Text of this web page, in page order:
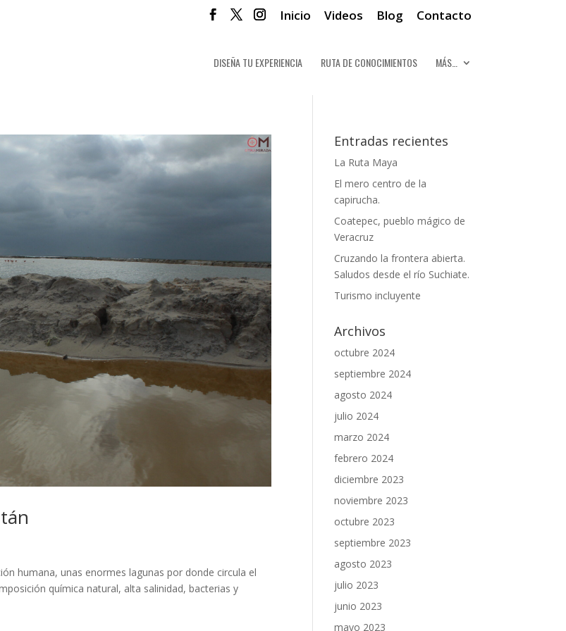
Inicio Videos Blog Contacto
DISEÑA TU EXPERIENCIA RUTA DE CONOCIMIENTOS MÁS…
humana, unas enormes lagunas por donde circula el
química natural, alta salinidad, bacterias y
Entradas recientes
La Ruta Maya
El mero centro de la
capirucha.
Coatepec, pueblo mágico de
Veracruz
Cruzando la frontera abierta.
Saludos desde el río Suchiate.
Turismo incluyente
Archivos
octubre 2024
septiembre 2024
agosto 2024
julio 2024
marzo 2024
febrero 2024
diciembre 2023
noviembre 2023
octubre 2023
septiembre 2023
agosto 2023
julio 2023
junio 2023
mayo 2023